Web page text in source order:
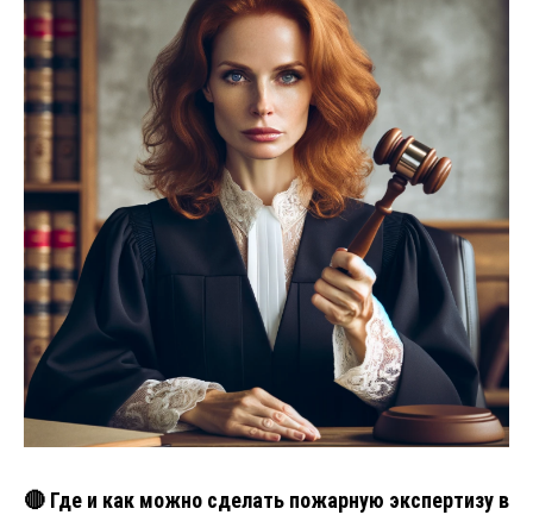
🔴 Где и как можно сделать пожарную экспертизу в